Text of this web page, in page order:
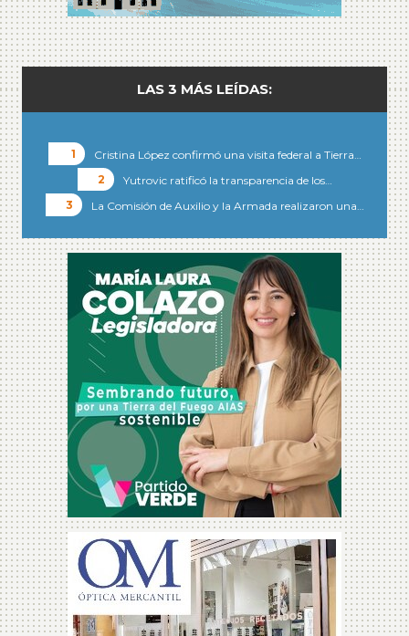
LAS 3 MÁS LEÍDAS:
Cristina López confirmó una visita federal a Tierra…
Yutrovic ratificó la transparencia de los…
La Comisión de Auxilio y la Armada realizaron una…